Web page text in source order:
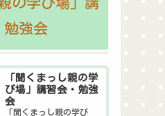
勉強会
「聞くまっし親の学
び場」講習会・勉強
会
「聞くまっし親の学び